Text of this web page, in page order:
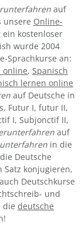
auf
unsere Online-
kostenloser
wurde 2004
Sprachkurse an:
online, Spanisch
lernen online
auf Deutsche in
Futur I, futur II,
I, Subjonctif II,
auf
in die
Deutsche
Satz konjugieren,
Deutschkurse
und
die deutsche